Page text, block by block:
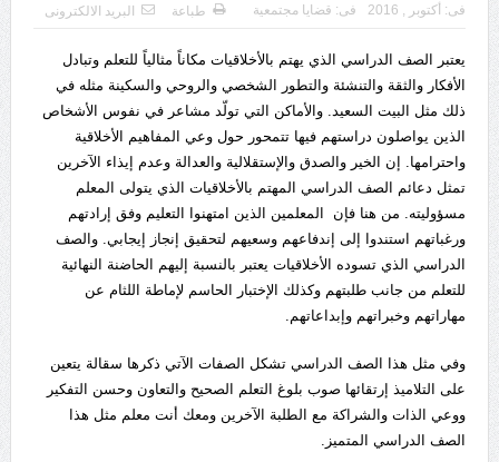
فى: أكتوبر , 2016 فى: قضايا مجتمعية طباعة البريد الالكترونى
يعتبر الصف الدراسي الذي يهتم بالأخلاقيات مكاناً مثالياً للتعلم وتبادل
الأفكار والثقة والتنشئة والتطور الشخصي والروحي والسكينة مثله في
ذلك مثل البيت السعيد. والأماكن التي تولّد مشاعر في نفوس الأشخاص
الذين يواصلون دراستهم فيها تتمحور حول وعي المفاهيم الأخلاقية
واحترامها. إن الخير والصدق والإستقلالية والعدالة وعدم إيذاء الآخرين
تمثل دعائم الصف الدراسي المهتم بالأخلاقيات الذي يتولى المعلم
مسؤوليته. من هنا فإن المعلمين الذين امتهنوا التعليم وفق إرادتهم
ورغباتهم استندوا إلى إندفاعهم وسعيهم لتحقيق إنجاز إيجابي. والصف
الدراسي الذي تسوده الأخلاقيات يعتبر بالنسبة إليهم الحاضنة النهائية
للتعلم من جانب طلبتهم وكذلك الإختبار الحاسم لإماطة اللثام عن
مهاراتهم وخبراتهم وإبداعاتهم.
وفي مثل هذا الصف الدراسي تشكل الصفات الآتي ذكرها سقالة يتعين
على التلاميذ إرتقائها صوب بلوغ التعلم الصحيح والتعاون وحسن التفكير
ووعي الذات والشراكة مع الطلبة الآخرين ومعك أنت معلم مثل هذا
الصف الدراسي المتميز.